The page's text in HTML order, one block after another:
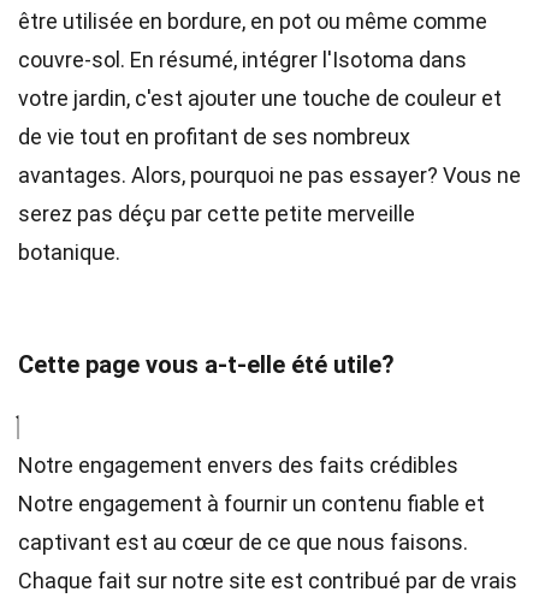
être utilisée en bordure, en pot ou même comme
couvre-sol. En résumé, intégrer l'Isotoma dans
votre jardin, c'est ajouter une touche de couleur et
de vie tout en profitant de ses nombreux
avantages. Alors, pourquoi ne pas essayer? Vous ne
serez pas déçu par cette petite merveille
botanique.
Cette page vous a-t-elle été utile?
Notre engagement envers des faits crédibles
Notre engagement à fournir un contenu fiable et
captivant est au cœur de ce que nous faisons.
Chaque fait sur notre site est contribué par de vrais